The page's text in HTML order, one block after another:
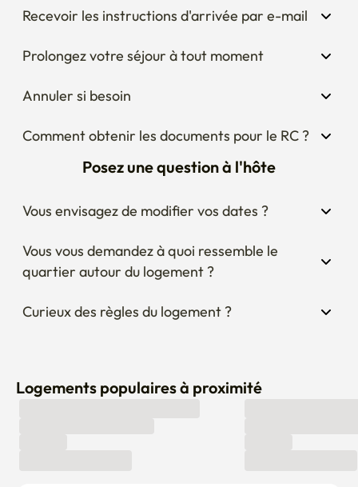
Recevoir les instructions d'arrivée par e-mail
Prolongez votre séjour à tout moment
Annuler si besoin
Comment obtenir les documents pour le RC ?
Posez une question à l'hôte
Vous envisagez de modifier vos dates ?
Vous vous demandez à quoi ressemble le
quartier autour du logement ?
Curieux des règles du logement ?
Logements populaires à proximité